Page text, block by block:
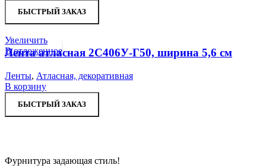
БЫСТРЫЙ ЗАКАЗ
Увеличить
В отложенное
Лента атласная 2С406У-Г50, ширина 5,6 см
Ленты, Атласная, декоративная
В корзину
БЫСТРЫЙ ЗАКАЗ
Фурнитура задающая стиль!